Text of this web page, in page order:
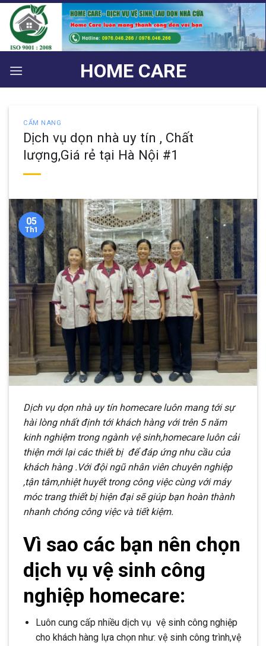
Bỏ
qua
nội
dung
HOME CARE
CẨM NANG
Dịch vụ dọn nhà uy tín , Chất
lượng,Giá rẻ tại Hà Nội #1
05
Th1
Dịch vụ dọn nhà uy tín homecare luôn mang tới sự
hài lòng nhất định tới khách hàng với trên 5 năm
kinh nghiệm trong ngành vệ sinh,homecare luôn cải
thiện mới lại các thiết bị để đáp ứng nhu cầu của
khách hàng .Với đội ngũ nhân viên chuyên nghiệp
,tận tâm,nhiệt huyết trong công việc cùng với máy
móc trang thiết bị hiện đại sẽ giúp bạn hoàn thành
nhanh chóng công việc và tiết kiệm.
Vì sao các bạn nên chọn
dịch vụ vệ sinh công
nghiệp homecare:
Luôn cung cấp nhiều dịch vụ vệ sinh công nghiệp
cho khách hàng lựa chọn như: vệ sinh công trình,vệ